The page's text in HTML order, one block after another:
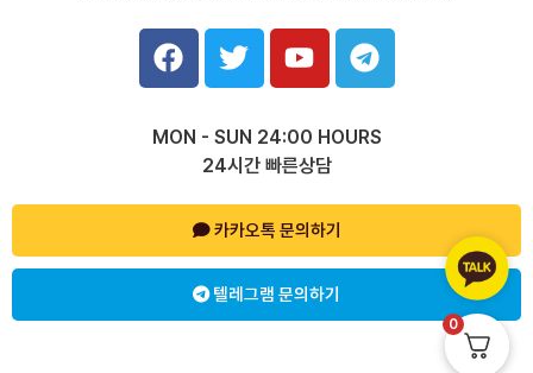
F
a
c
b
o
T
w
i
t
e
r
Y
o
u
u
b
e
T
e
l
g
a
MON - SUN 24:00 HOURS
24시간 빠른상담
카카오톡 문의하기
텔레그램 문의하기
0